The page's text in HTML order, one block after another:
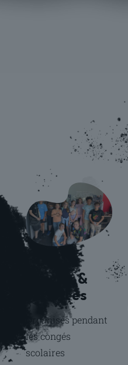
Stages &
activités
Organisés pendant
les congés
scolaires